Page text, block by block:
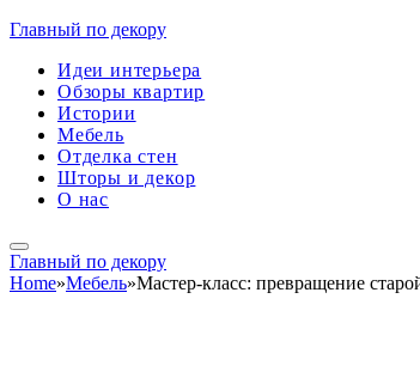
Главный по декору
Идеи интерьера
Обзоры квартир
Истории
Мебель
Отделка стен
Шторы и декор
О нас
Главный по декору
Home»Мебель»Мастер-класс: превращение